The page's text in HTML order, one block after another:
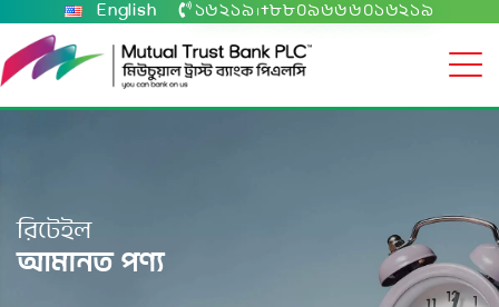
English ১৬২১৯ +৮৮০৯৬৬৬০১৬২১৯
রিটেইল
আমানত পণ্য